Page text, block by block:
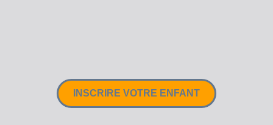
INSCRIRE VOTRE ENFANT